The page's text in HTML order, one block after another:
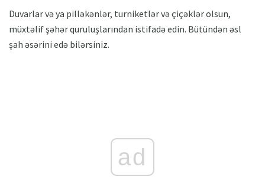
Duvarlar və ya pilləkənlər, turniketlər və çiçəklər olsun,
müxtəlif şəhər quruluşlarından istifadə edin. Bütündən əsl
şah əsərini edə bilərsiniz.
ad